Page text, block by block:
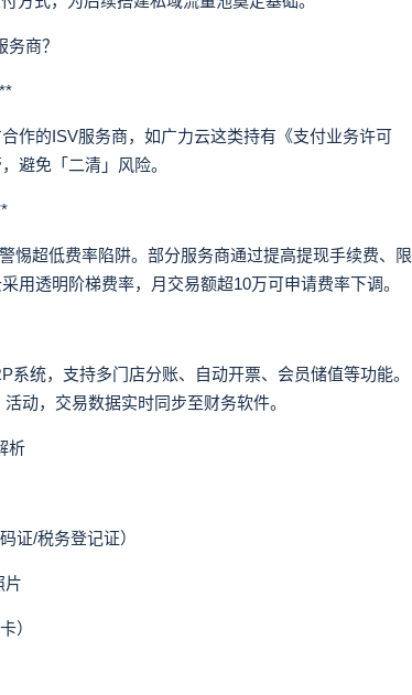
商？
的ISV服务商，如广力云这类持有《支付业务许可
避免「二清」风险。
超低费率陷阱。部分服务商通过提高提现手续费、限
用透明阶梯费率，月交易额超10万可申请费率下调。
统，支持多门店分账、自动开票、会员储值等功能。
动，交易数据实时同步至财务软件。
析
/税务登记证）
）